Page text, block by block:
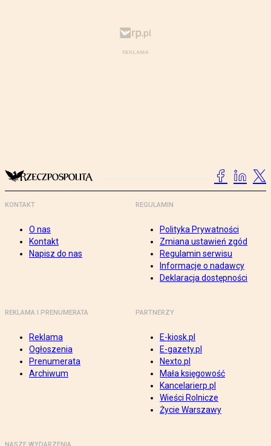
KONTAKT
O nas
Kontakt
Napisz do nas
REGULAMIN
Polityka Prywatności
Zmiana ustawień zgód
Regulamin serwisu
Informacje o nadawcy
Deklaracja dostępności
REKLAMA I PRENUMERATA
Reklama
Ogłoszenia
Prenumerata
Archiwum
PARTNERZY
E-kiosk.pl
E-gazety.pl
Nexto.pl
Mała księgowość
Kancelarierp.pl
Wieści Rolnicze
Życie Warszawy